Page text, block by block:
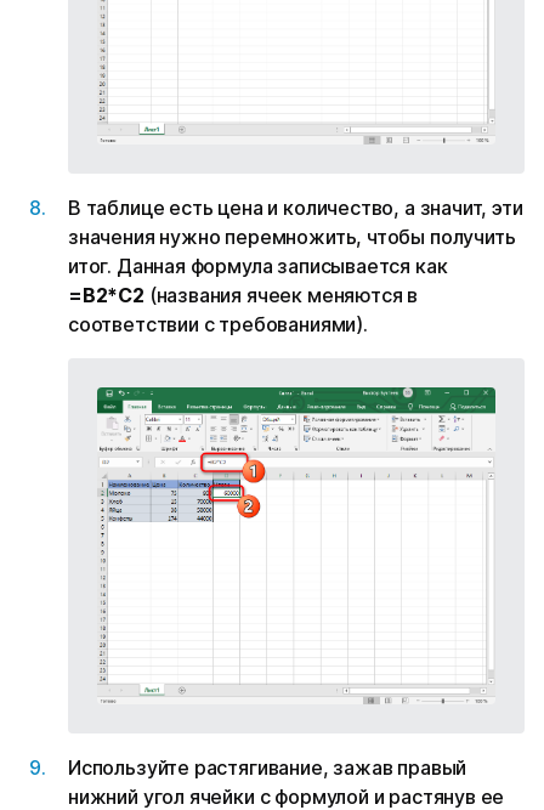
В таблице есть цена и количество, а значит, эти
значения нужно перемножить, чтобы получить
итог. Данная формула записывается как
=B2*C2 (названия ячеек меняются в
соответствии с требованиями).
Используйте растягивание, зажав правый
нижний угол ячейки с формулой и растянув ее